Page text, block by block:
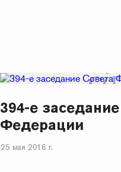
394-е
Федерации
25 мая 2016 г.